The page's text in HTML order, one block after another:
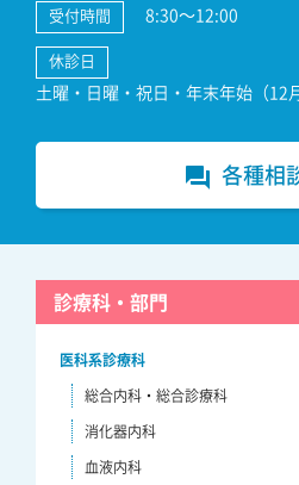
受付時間 8:30～12:00
休診日
土曜・日曜・祝日・年末年始（12
forum 各種相
診療科・部門
医科系診療科
総合内科・総合診療科
消化器内科
血液内科